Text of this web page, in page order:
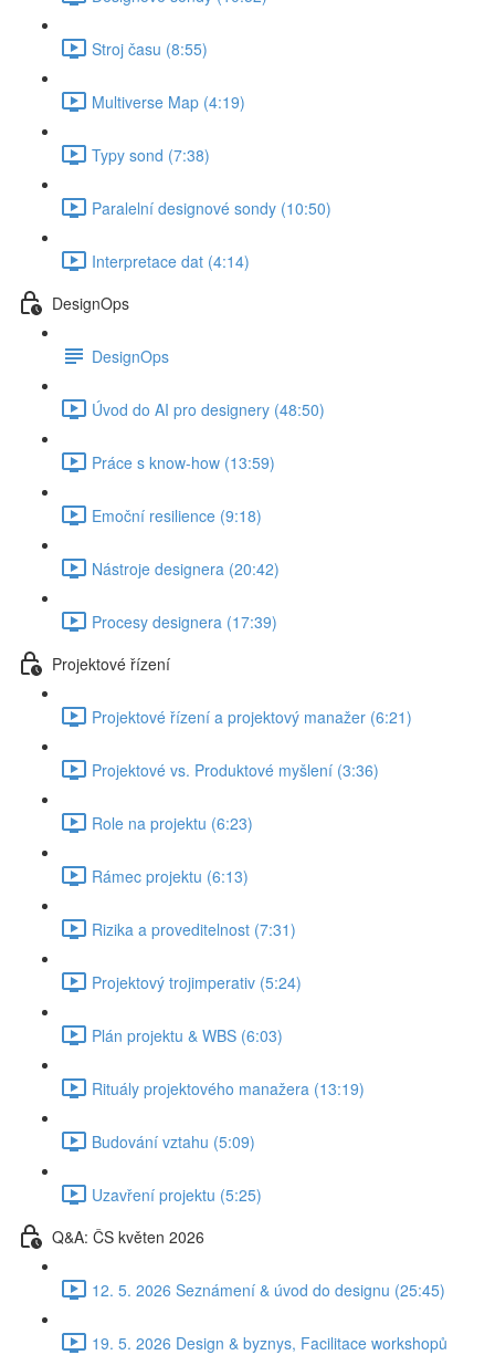
Stroj času (8:55)
Multiverse Map (4:19)
Typy sond (7:38)
Paralelní designové sondy (10:50)
Interpretace dat (4:14)
DesignOps
DesignOps
Úvod do AI pro designery (48:50)
Práce s know-how (13:59)
Emoční resilience (9:18)
Nástroje designera (20:42)
Procesy designera (17:39)
Projektové řízení
Projektové řízení a projektový manažer (6:21)
Projektové vs. Produktové myšlení (3:36)
Role na projektu (6:23)
Rámec projektu (6:13)
Rizika a proveditelnost (7:31)
Projektový trojimperativ (5:24)
Plán projektu & WBS (6:03)
Rituály projektového manažera (13:19)
Budování vztahu (5:09)
Uzavření projektu (5:25)
Q&A: ČS květen 2026
12. 5. 2026 Seznámení & úvod do designu (25:45)
19. 5. 2026 Design & byznys, Facilitace workshopů